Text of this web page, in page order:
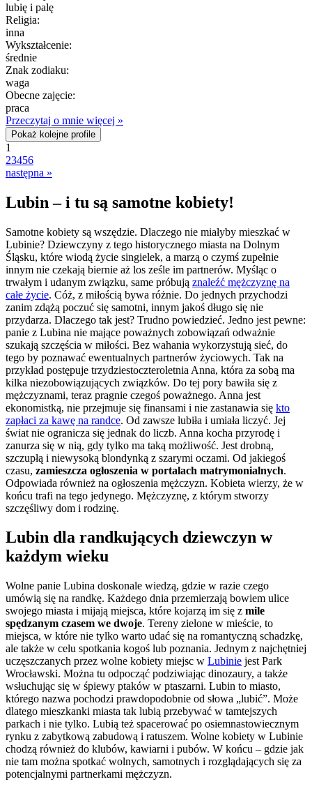
lubię i palę
Religia:
inna
Wykształcenie:
średnie
Znak zodiaku:
waga
Obecne zajęcie:
praca
Przeczytaj o mnie więcej »
Pokaż kolejne profile
1
23456
następna »
Lubin – i tu są samotne kobiety!
Samotne kobiety są wszędzie. Dlaczego nie miałyby mieszkać w
Lubinie? Dziewczyny z tego historycznego miasta na Dolnym
Śląsku, które wiodą życie singielek, a marzą o czymś zupełnie
innym nie czekają biernie aż los ześle im partnerów. Myśląc o
trwałym i udanym związku, same próbują znaleźć mężczyznę na
całe życie. Cóż, z miłością bywa różnie. Do jednych przychodzi
zanim zdążą poczuć się samotni, innym jakoś długo się nie
przydarza. Dlaczego tak jest? Trudno powiedzieć. Jedno jest pewne:
panie z Lubina nie mające poważnych zobowiązań odważnie
szukają szczęścia w miłości. Bez wahania wykorzystują sieć, do
tego by poznawać ewentualnych partnerów życiowych. Tak na
przykład postępuje trzydziestoczteroletnia Anna, która za sobą ma
kilka niezobowiązujących związków. Do tej pory bawiła się z
mężczyznami, teraz pragnie czegoś poważnego. Anna jest
ekonomistką, nie przejmuje się finansami i nie zastanawia się kto
zapłaci za kawę na randce. Od zawsze lubiła i umiała liczyć. Jej
świat nie ogranicza się jednak do liczb. Anna kocha przyrodę i
zanurza się w nią, gdy tylko ma taką możliwość. Jest drobną,
szczupłą i niewysoką blondynką z szarymi oczami. Od jakiegoś
czasu, zamieszcza ogłoszenia w portalach matrymonialnych.
Odpowiada również na ogłoszenia mężczyzn. Kobieta wierzy, że w
końcu trafi na tego jedynego. Mężczyznę, z którym stworzy
szczęśliwy dom i rodzinę.
Lubin dla randkujących dziewczyn w
każdym wieku
Wolne panie Lubina doskonale wiedzą, gdzie w razie czego
umówią się na randkę. Każdego dnia przemierzają bowiem ulice
swojego miasta i mijają miejsca, które kojarzą im się z mile
spędzanym czasem we dwoje. Tereny zielone w mieście, to
miejsca, w które nie tylko warto udać się na romantyczną schadzkę,
ale także w celu spotkania kogoś lub poznania. Jednym z najchętniej
uczęszczanych przez wolne kobiety miejsc w Lubinie jest Park
Wrocławski. Można tu odpocząć podziwiając dinozaury, a także
wsłuchując się w śpiewy ptaków w ptaszarni. Lubin to miasto,
którego nazwa pochodzi prawdopodobnie od słowa „lubić”. Może
dlatego mieszkanki miasta tak lubią przebywać w tamtejszych
parkach i nie tylko. Lubią też spacerować po osiemnastowiecznym
rynku z zabytkową zabudową i ratuszem. Wolne kobiety w Lubinie
chodzą również do klubów, kawiarni i pubów. W końcu – gdzie jak
nie tam można spotkać wolnych, samotnych i rozglądających się za
potencjalnymi partnerkami mężczyzn.